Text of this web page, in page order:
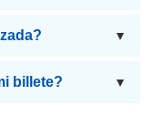
▼
billete? ▼